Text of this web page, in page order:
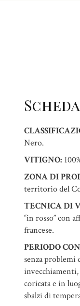
Nero.
VITIGNO:
ZONA DI
territorio del
TECNICA DI
“in rosso” con
francese.
PERIODO
senza problemi
coricata e in
sbalzi di